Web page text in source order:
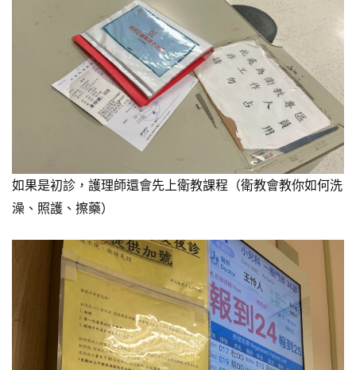
如果是初診，護理師還會先上衛教課程（衛教會教你如何洗
澡、照護、擦藥）